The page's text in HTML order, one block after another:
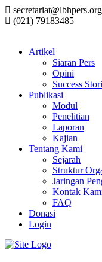
secretariat@lbhpers.org
(021) 79183485
Artikel
Siaran Pers
Opini
Success
Publikasi
Modul
Penelitian
Laporan
Kajian
Tentang Kami
Sejarah
Struktur
Jaringan
Kontak
FAQ
Donasi
Login